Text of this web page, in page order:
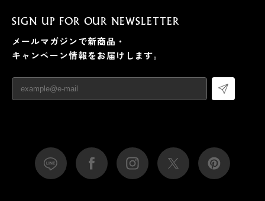
SIGN UP FOR OUR NEWSLETTER
メールマガジンで新商品・
キャンペーン情報をお届けします。